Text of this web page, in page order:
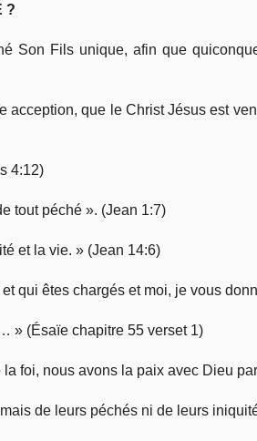
?
Son Fils unique, afin que
acception, que le Christ Jésus est
4:12)
tout péché ». (Jean 1:7)
et la vie. » (Jean 14:6)
qui êtes chargés et moi, je vous
» (Ésaïe chapitre 55 verset 1)
foi, nous avons la paix avec Dieu
de leurs péchés ni de leurs